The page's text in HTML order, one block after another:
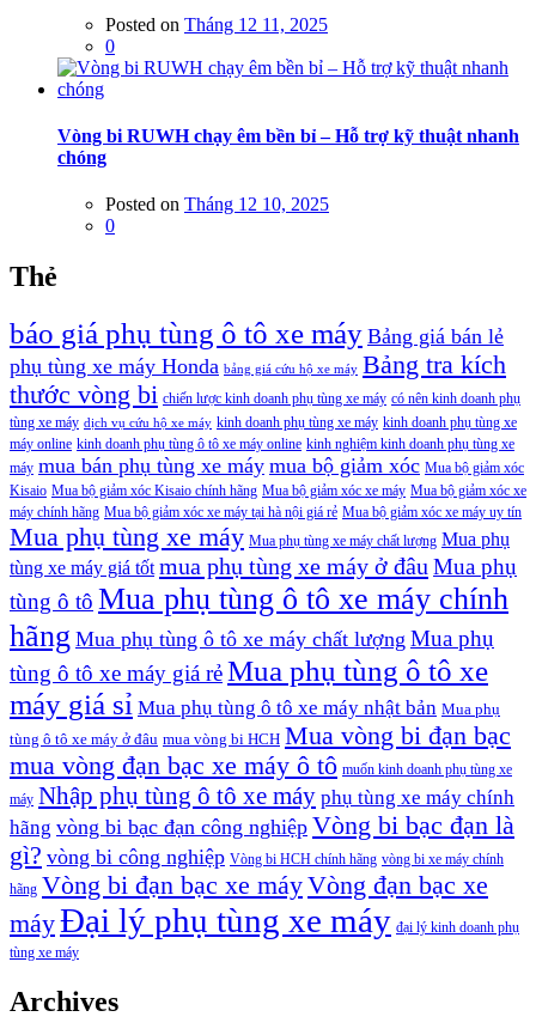
Posted on Tháng 12 11, 2025
0
Vòng bi RUWH chạy êm bền bỉ – Hỗ trợ kỹ thuật nhanh
chóng
Posted on Tháng 12 10, 2025
0
Thẻ
báo giá phụ tùng ô tô xe máy Bảng giá bán lẻ
phụ tùng xe máy Honda bảng giá cứu hộ xe máy Bảng tra kích
thước vòng bi chiến lược kinh doanh phụ tùng xe máy có nên kinh doanh phụ
tùng xe máy dịch vụ cứu hộ xe máy kinh doanh phụ tùng xe máy kinh doanh phụ tùng xe
máy online kinh doanh phụ tùng ô tô xe máy online kinh nghiệm kinh doanh phụ tùng xe
máy mua bán phụ tùng xe máy mua bộ giảm xóc Mua bộ giảm xóc
Kisaio Mua bộ giảm xóc Kisaio chính hãng Mua bộ giảm xóc xe máy Mua bộ giảm xóc xe
máy chính hãng Mua bộ giảm xóc xe máy tại hà nội giá rẻ Mua bộ giảm xóc xe máy uy tín
Mua phụ tùng xe máy Mua phụ tùng xe máy chất lượng Mua phụ
tùng xe máy giá tốt mua phụ tùng xe máy ở đâu Mua phụ
tùng ô tô Mua phụ tùng ô tô xe máy chính
hãng Mua phụ tùng ô tô xe máy chất lượng Mua phụ
tùng ô tô xe máy giá rẻMua phụ tùng ô tô xe
máy giá sỉ Mua phụ tùng ô tô xe máy nhật bản Mua phụ
tùng ô tô xe máy ở đâu mua vòng bi HCH Mua vòng bi đạn bạc
mua vòng đạn bạc xe máy ô tô muốn kinh doanh phụ tùng xe
máy Nhập phụ tùng ô tô xe máy phụ tùng xe máy chính
hãng vòng bi bạc đạn công nghiệp Vòng bi bạc đạn là
gì? vòng bi công nghiệp Vòng bi HCH chính hãng vòng bi xe máy chính
hãng Vòng bi đạn bạc xe máyVòng đạn bạc xe
máyĐại lý phụ tùng xe máy đại lý kinh doanh phụ
tùng xe máy
Archives